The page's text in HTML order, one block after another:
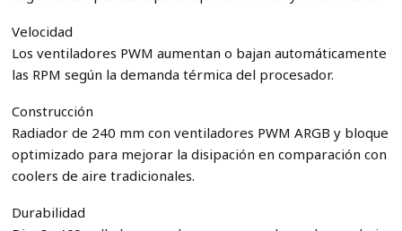
Velocidad
Los ventiladores PWM aumentan o bajan automáticamente
las RPM según la demanda térmica del procesador.
Construcción
Radiador de 240 mm con ventiladores PWM ARGB y bloque
optimizado para mejorar la disipación en comparación con
coolers de aire tradicionales.
Durabilidad